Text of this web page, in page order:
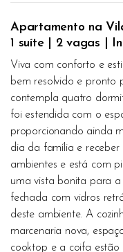
Apartamento na
1 suíte | 2 vagas |
Viva com conforto e
bem resolvido e pronto
contempla quatro
foi estendida com o
proporcionando ainda
dia da família e
ambientes e está com
uma vista bonita para
fechada com vidros
deste ambiente. A
marcenaria nova,
cooktop e a coifa estão